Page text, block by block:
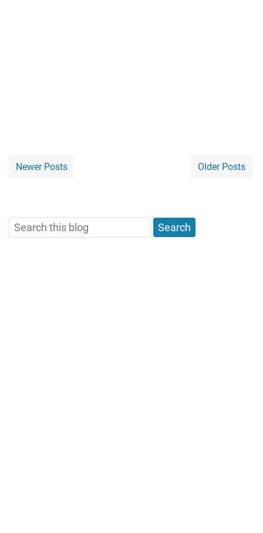
Newer Posts Older Posts